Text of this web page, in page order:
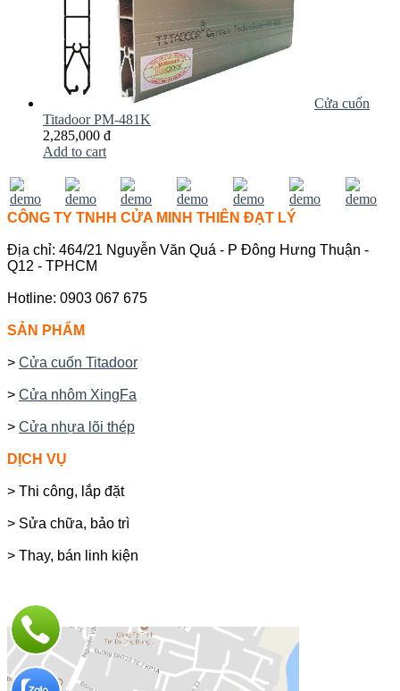
Cửa cuốn
Titadoor PM-481K
2,285,000 đ
Add to cart
CÔNG TY TNHH CỬA MINH THIÊN ĐẠT LÝ
Địa chỉ: 464/21 Nguyễn Văn Quá - P Đông Hưng Thuận -
Q12 - TPHCM
Hotline: 0903 067 675
SẢN PHẨM
> Cửa cuốn Titadoor
> Cửa nhôm XingFa
> Cửa nhựa lõi thép
DỊCH VỤ
> Thi công, lắp đặt
> Sửa chữa, bảo trì
> Thay, bán linh kiện